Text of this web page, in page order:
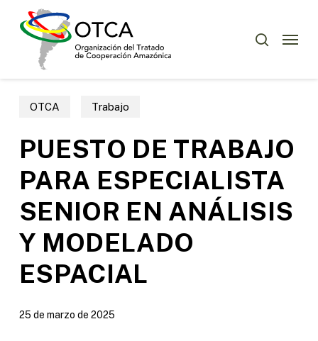
Menu
OTCA Trabajo
PUESTO DE TRABAJO
PARA ESPECIALISTA
SENIOR EN ANÁLISIS
Y MODELADO
ESPACIAL
25 de marzo de 2025